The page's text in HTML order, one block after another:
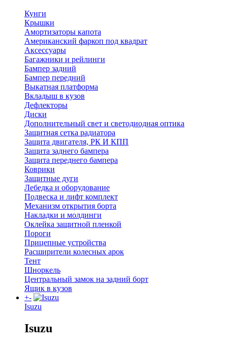
Кунги
Крышки
Амортизаторы капота
Американский фаркоп под квадрат
Аксессуары
Багажники и рейлинги
Бампер задний
Бампер передний
Выкатная платформа
Вкладыш в кузов
Дефлекторы
Диски
Дополнительный свет и светодиодная оптика
Защитная сетка радиатора
Защита двигателя, РК И КПП
Защита заднего бампера
Защита переднего бампера
Коврики
Защитные дуги
Лебедка и оборудование
Подвеска и лифт комплект
Механизм открытия борта
Накладки и молдинги
Оклейка защитной пленкой
Пороги
Прицепные устройства
Расширители колесных арок
Тент
Шноркель
Центральный замок на задний борт
Ящик в кузов
+-
Isuzu
Isuzu